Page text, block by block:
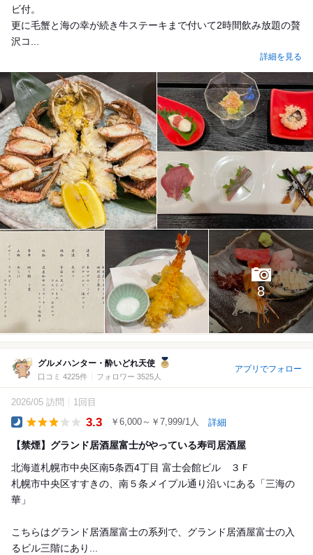
ビ付。
更に毛蟹と海の幸が続き牛ステーキまで付いて2時間飲み放題の贅
沢コ...
詳細を見る
8
グルメハンター・酔いどれ天使
口コミ 4225件 フォロワー 3525人
アプリでフォロー
2026/05 訪問 1回目
3.3 ￥6,000～￥7,999/1人 詳細
【禁煙】グランド居酒屋富士がやっている寿司居酒屋
北海道札幌市中央区南5条西4丁目 富士会館ビル ３Ｆ
札幌市中央区すすきの、南５条メイプル通り沿いにある「三海の
華」
こちらはグランド居酒屋富士の系列で、グランド居酒屋富士の入
るビル三階にあり...